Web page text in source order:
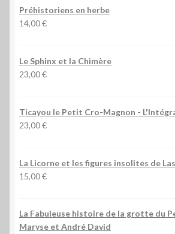
Préhistoriens en herbe
14,00€
Le Sphinx et la Chimère
23,00€
Ticayou le Petit Cro-Magnon -
23,00€
La Licorne et les figures insolites de
15,00€
La Fabuleuse histoire de la grotte du
Maryse et André David